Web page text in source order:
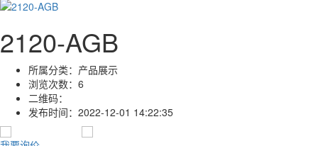
2120-AGB
所属分类： 产品展示
浏览次数： 6
二维码：
发布时间： 2022-12-01 14:22:35